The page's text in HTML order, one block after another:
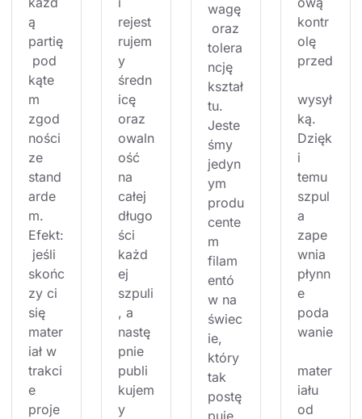
ą
partię
pod
kąte
m
zgod
ności
ze
stand
arde
m.
Efekt:
jeśli
skońc
zy ci
się
mater
iał w
trakci
e
proje
rejest
rujem
y
średn
icę
oraz
owaln
ość
na
całej
długo
ści
każd
ej
szpuli
, a
nastę
pnie
publi
kujem
y
wagę
oraz
tolera
ncję
kształ
tu.
Jeste
śmy
jedyn
ym
produ
cente
m
filam
entó
w na
świec
ie,
który
tak
postę
kontr
olę
przed
wysył
ką.
Dzięk
i
temu
szpul
a
zape
wnia
płynn
e
poda
wanie
mater
iału
od